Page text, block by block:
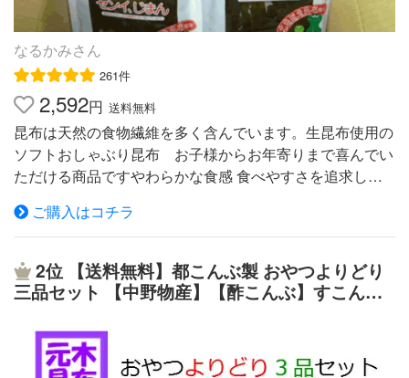
なるかみさん
261件
2,592円 送料無料
昆布は天然の食物繊維を多く含んでいます。生昆布使用の
ソフトおしゃぶり昆布 お子様からお年寄りまで喜んでい
ただける商品ですやわらかな食感 食べやすさを追求し、
されています。 昆布はソフトで食べやすくさまざまな栄
養分がある海の野菜です。名 称 昆布加工品 原材料名 昆
布・砂糖・たん白加水分解物（大豆を含む）・かつお節エ
キス・調味料（アミノ酸等）・酸味料・甘味料（ステビ
ア・カンゾウ） 原料原産地名 国産（昆布） 内容量 22g 賞
味期限 300日 保存方法 直射日光・高温多湿の場所を避け
常温で保存して下さい。 製造者 上田昆布株式会社S
広島県広島市西区商工センター7丁目1-35
ご購入はコチラ
2位
【送料無料】都こんぶ製 おやつよりどり
三品セット 【中野物産】【酢こんぶ】すこんぶ
つ昆布 大容量 3点 三点 3品【送料無料】直送
【マラソン スーパーセール】うま味 【送料込